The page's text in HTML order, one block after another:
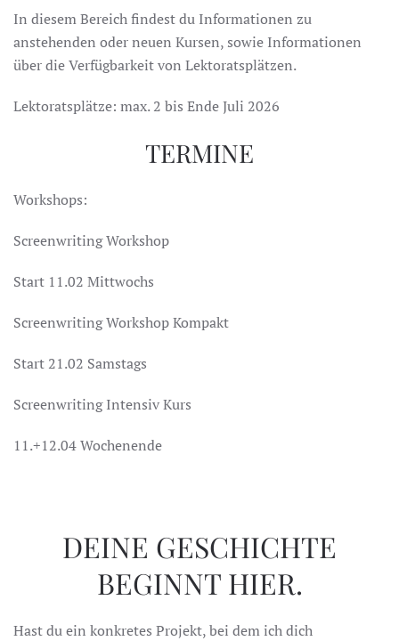
In diesem Bereich findest du Informationen zu
anstehenden oder neuen Kursen, sowie Informationen
über die Verfügbarkeit von Lektoratsplätzen.
Lektoratsplätze: max. 2 bis Ende Juli 2026
TERMINE
Workshops:
Screenwriting Workshop
Start 11.02 Mittwochs
Screenwriting Workshop Kompakt
Start 21.02 Samstags
Screenwriting Intensiv Kurs
11.+12.04 Wochenende
DEINE GESCHICHTE
BEGINNT HIER.
Hast du ein konkretes Projekt, bei dem ich dich